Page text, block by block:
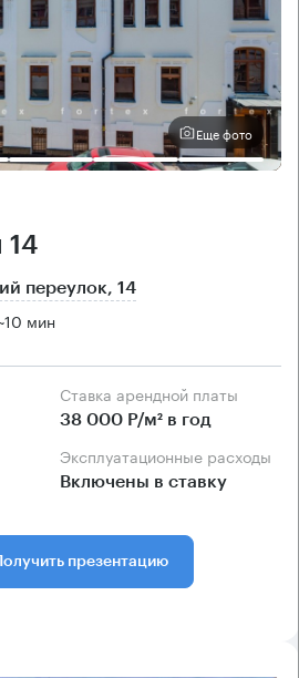
Еще фото
14
переулок, 14
10 мин
Ставка арендной платы
38 000 Р/м² в год
Эксплуатационные расходы
Включены в ставку
Получить презентацию